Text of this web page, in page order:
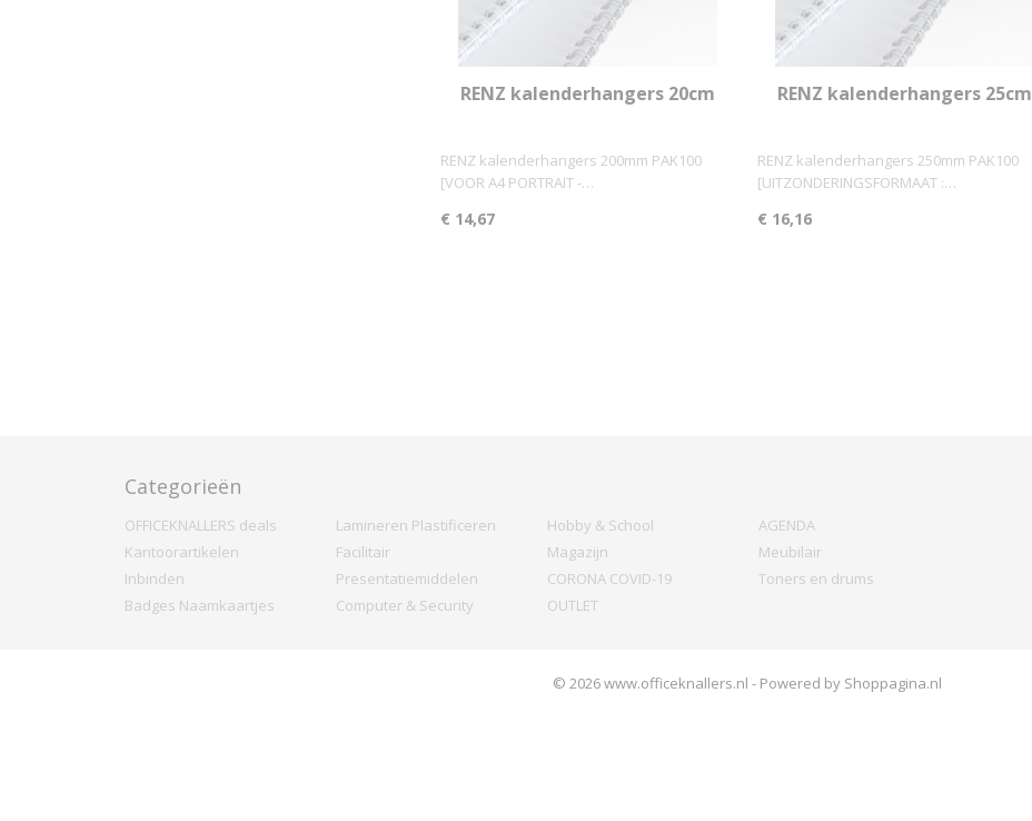
RENZ kalenderhangers 20cm
RENZ kalenderhangers 200mm PAK100
[VOOR A4 PORTRAIT -…
€ 14,67
RENZ kalenderhangers 25cm
RENZ kalenderhangers 250mm PAK100
[UITZONDERINGSFORMAAT :…
€ 16,16
Categorieën
OFFICEKNALLERS deals
Kantoorartikelen
Inbinden
Badges Naamkaartjes
Lamineren Plastificeren
Facilitair
Presentatiemiddelen
Computer & Security
Hobby & School
Magazijn
CORONA COVID-19
OUTLET
AGENDA
Meubilair
Toners en drums
© 2026 www.officeknallers.nl - Powered by Shoppagina.nl